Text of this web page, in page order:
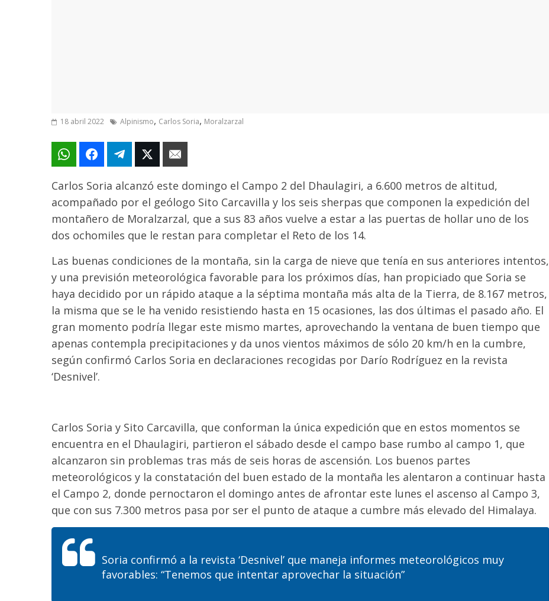
18 abril 2022 Alpinismo, Carlos Soria, Moralzarzal
Carlos Soria alcanzó este domingo el Campo 2 del Dhaulagiri, a 6.600 metros de altitud,
acompañado por el geólogo Sito Carcavilla y los seis sherpas que componen la expedición del
montañero de Moralzarzal, que a sus 83 años vuelve a estar a las puertas de hollar uno de los
dos ochomiles que le restan para completar el Reto de los 14.
Las buenas condiciones de la montaña, sin la carga de nieve que tenía en sus anteriores intentos,
y una previsión meteorológica favorable para los próximos días, han propiciado que Soria se
haya decidido por un rápido ataque a la séptima montaña más alta de la Tierra, de 8.167 metros,
la misma que se le ha venido resistiendo hasta en 15 ocasiones, las dos últimas el pasado año. El
gran momento podría llegar este mismo martes, aprovechando la ventana de buen tiempo que
apenas contempla precipitaciones y da unos vientos máximos de sólo 20 km/h en la cumbre,
según confirmó Carlos Soria en declaraciones recogidas por Darío Rodríguez en la revista
‘Desnivel’.
Carlos Soria y Sito Carcavilla, que conforman la única expedición que en estos momentos se
encuentra en el Dhaulagiri, partieron el sábado desde el campo base rumbo al campo 1, que
alcanzaron sin problemas tras más de seis horas de ascensión. Los buenos partes
meteorológicos y la constatación del buen estado de la montaña les alentaron a continuar hasta
el Campo 2, donde pernoctaron el domingo antes de afrontar este lunes el ascenso al Campo 3,
que con sus 7.300 metros pasa por ser el punto de ataque a cumbre más elevado del Himalaya.
Soria confirmó a la revista ‘Desnivel’ que maneja informes meteorológicos muy
favorables: “Tenemos que intentar aprovechar la situación”